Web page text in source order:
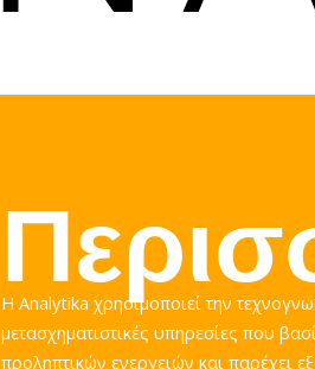
Η Analytika χρησιμοποιεί την
μετασχηματιστικές υπηρεσίες που
προληπτικών ενεργειών και παρέχει